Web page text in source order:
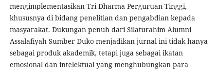
mengimplementasikan Tri Dharma Perguruan Tinggi,
khususnya di bidang penelitian dan pengabdian kepada
masyarakat. Dukungan penuh dari Silaturahim Alumni
Assalafiyah Sumber Duko menjadikan jurnal ini tidak hanya
sebagai produk akademik, tetapi juga sebagai ikatan
emosional dan intelektual yang menghubungkan para